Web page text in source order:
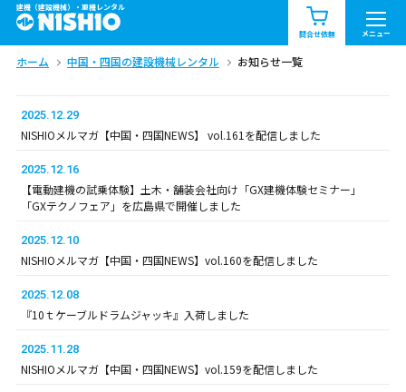
建機（建設機械）・重機レンタル
問合せ依頼 メニュー
商品一覧 お知らせ一覧
問合せ依頼リスト お問合せ
中部 関西 中国・四国
九州・沖縄（外部）
ホーム 中国・四国の建設機械レンタル お知らせ一覧
2025.12.29
NISHIOメルマガ【中国・四国NEWS】 vol.161を配信しました
2025.12.16
【電動建機の試乗体験】土木・舗装会社向け「GX建機体験セミナー」
「GXテクノフェア」を広島県で開催しました
2025.12.10
NISHIOメルマガ【中国・四国NEWS】vol.160を配信しました
2025.12.08
『10ｔケーブルドラムジャッキ』入荷しました
2025.11.28
NISHIOメルマガ【中国・四国NEWS】vol.159を配信しました